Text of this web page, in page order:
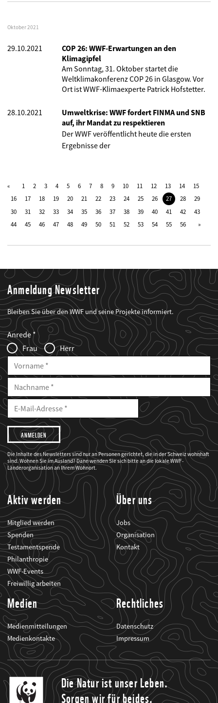
Oktober 2021
29.10.2021
COP 26: WWF-Erwartungen an den
Klimagipfel
Am Sonntag, 31. Oktober startet die
Weltklimakonferenz COP 26 in Glasgow. Vor
Ort ist WWF-Klimaexperte Patrick Hofstetter.
28.10.2021
Umweltkrise: WWF fordert FINMA und SNB
auf, ihr Mandat zu respektieren
Der WWF veröffentlicht heute die ersten
Ergebnisse der
1 2 3 4 5 6 7 8 9 10 11 12 13 14
15
16
17 18 19 20 21 22 23 24 25 26 27 28
29
30
31 32 33 34 35 36 37 38 39 40 41 42
43
44
45 46 47 48 49 50 51 52 53 54 55 56
Anmeldung Newsletter
Bleiben Sie über den WWF und seine Projekte informiert.
Web2Case
Infofelder
Fieldset
anrede_name
Anrede
Frau
Herr
Vorname
Nachname
E-
Mailadresse
E-
Adresse
Ich
möchte,
dass
der
WWF
mich
über
seine
Projekte
informiert.
Die Inhalte des Newsletters sind nur an Personen gerichtet, die in der Schweiz wohnhaft
sind. Wohnen Sie im Ausland? Dann wenden Sie sich bitte an die lokale WWF-
Länderorganisation an Ihrem Wohnort.
Aktiv werden
Mitglied werden
Spenden
Testamentspende
Philanthropie
WWF-Events
Freiwillig arbeiten
Über uns
Jobs
Organisation
Kontakt
Medien
Medienmitteilungen
Medienkontakte
Rechtliches
Datenschutz
Impressum
Die Natur ist unser Leben.
Sorgen wir für beides.